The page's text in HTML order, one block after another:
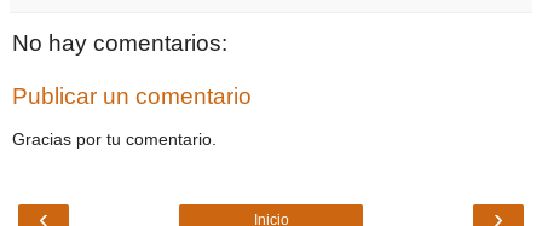
No hay comentarios:
Publicar un comentario
Gracias por tu comentario.
‹ ›
Inicio